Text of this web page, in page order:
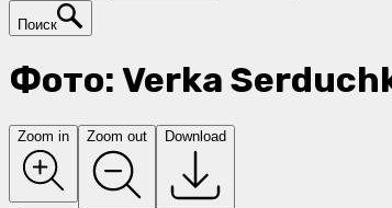
Поиск
Фото: Verka
Zoom in Zoom out Download